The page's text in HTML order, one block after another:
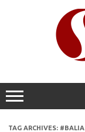
TAG ARCHIVES: #BALIA